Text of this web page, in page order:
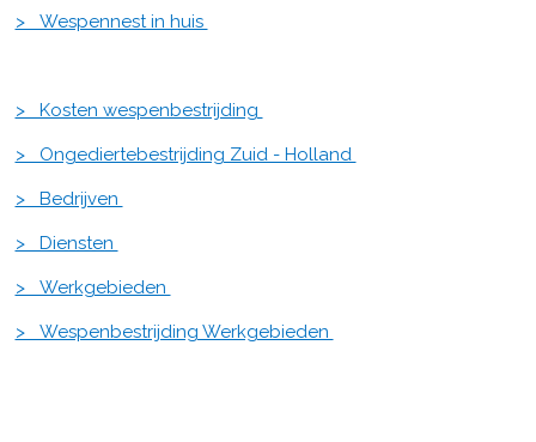
> Wespennest in huis
> Kosten wespenbestrijding
> Ongediertebestrijding Zuid - Holland
> Bedrijven
> Diensten
> Werkgebieden
> Wespenbestrijding Werkgebieden